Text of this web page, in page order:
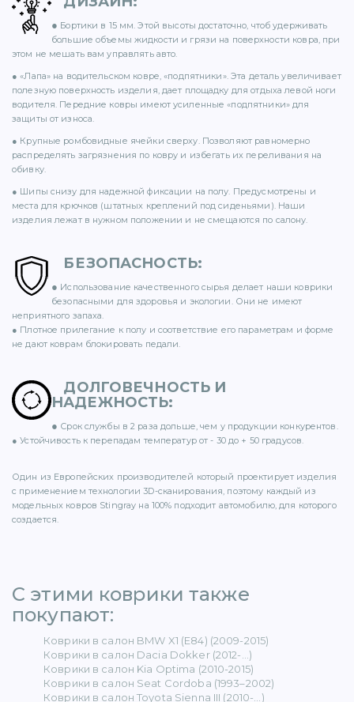
BENZ (65)
● Бортики в 15 мм. Этой высоты достаточно, чтоб удерживать
большие объемы жидкости и грязи на поверхности ковра, при
этом не мешать вам управлять авто.
● «Лапа» на водительском ковре, «подпятники». Эта деталь увеличивает
полезную поверхность изделия, дает площадку для отдыха левой ноги
водителя. Передние ковры имеют усиленные «подпятники» для
защиты от износа.
● Крупные ромбовидные ячейки сверху. Позволяют равномерно
распределять загрязнения по ковру и избегать их переливания на
обивку.
● Шипы снизу для надежной фиксации на полу. Предусмотрены и
места для крючков (штатных креплений под сиденьями). Наши
изделия лежат в нужном положении и не смещаются по салону.
БЕЗОПАСНОСТЬ:
● Использование качественного сырья делает наши коврики
безопасными для здоровья и экологии. Они не имеют
неприятного запаха.
● Плотное прилегание к полу и соответствие его параметрам и форме
не дают коврам блокировать педали.
ДОЛГОВЕЧНОСТЬ И
НАДЕЖНОСТЬ:
● Срок службы в 2 раза дольше, чем у продукции конкурентов.
● Устойчивость к перепадам температур от - 30 до + 50 градусов.
Один из Европейских производителей который проектирует изделия
с применением технологии 3D-сканирования, поэтому каждый из
модельных ковров Stingray на 100% подходит автомобилю, для которого
создается.
С этими коврики также
покупают: ​
Коврики в салон BMW X1 (E84) (2009-2015)
Коврики в салон Dacia Dokker (2012-...)
Коврики в салон Kia Optima (2010-2015)
Коврики в салон Seat Cordoba (1993–2002)
Коврики в салон Toyota Sienna III (2010-...)